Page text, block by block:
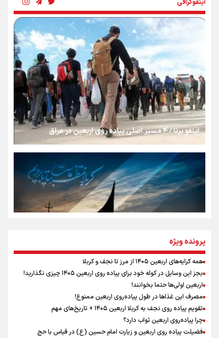
رسانه ملی و حق مردم برای شنیدن صدای رئیس‌جمهوری
روایت ایران از کنار مردم
از طلوع خیابان‌ها تا غروب اشک
جمله‌ای که بغض چهارماهه را شکست؛ «آهای مردم، آقا از
تهران رفتند»
سه حسرتی که به دلم ماند
نگاه تمدنی رهبر شهید به فضای مجازی
رابطه کارگر و کارفرما در اندیشه رهبر شهید: از تضاد به
زوجیت
اینفوگرافی
اینفو برنا / ۴ مسیر اصلی پیاده روی اربعین در عراق
اینفو برنا / توصیه‌هایی طلایی برای پیاده روی اربعین
پرونده ویژه
همه کرایه‌های اربعین ۱۴۰۵ از مرز تا نجف و کربلا
بجز این وسایل در کوله خود برای پیاده روی اربعین ۱۴۰۵ چیزی نگذارید!
اربعین اولی‌ها حتما بخوانند!
مصرف این غذاها در طول پیاده‌روی اربعین ممنوع!
تقویم پیاده روی نجف به کربلا اربعین ۱۴۰۵ + تاریخ‌های مهم
چرا پیاده‌روی اربعین ثواب دارد؟
فضیلت پیاده روی اربعین و زیارت امام حسین (ع) در قیاس با حج